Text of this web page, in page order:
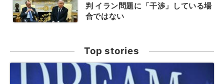
判 イラン問題に「干渉」している場
合ではない
Top stories